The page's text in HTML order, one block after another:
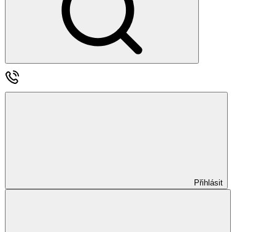
Přihlásit